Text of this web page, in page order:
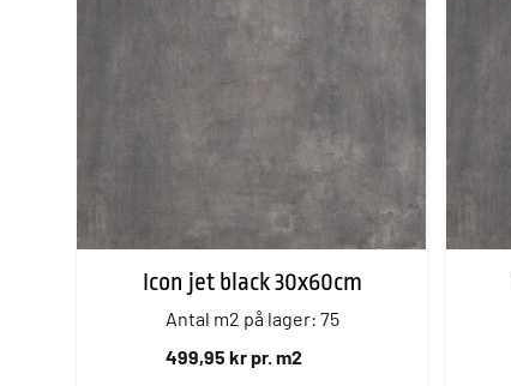
Icon jet black 30x60cm
Antal m2 på lager: 75
499,95 kr pr. m2